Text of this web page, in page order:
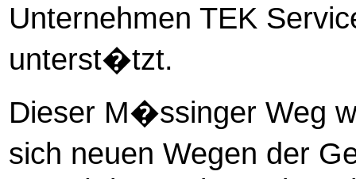
Unternehmen TEK
unterst�tzt.
Dieser M�ssinger Weg
sich neuen Wegen der